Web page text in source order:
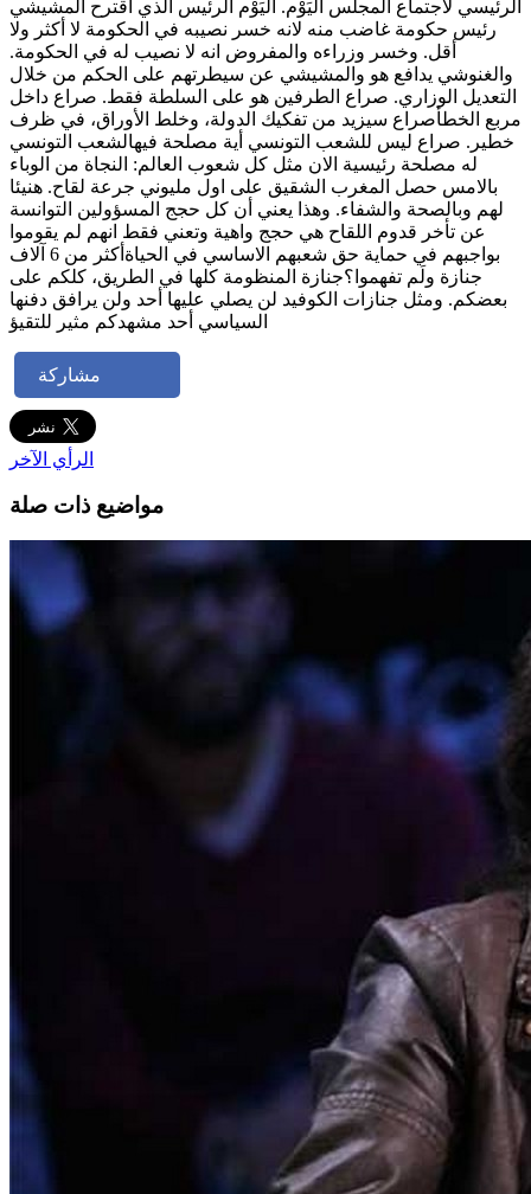
الرئيسي لاجتماع المجلس الْيَوْم. الْيَوْم الرئيس الذي اقترح المشيشي
رئيس حكومة غاضب منه لانه خسر نصيبه في الحكومة لا أكثر ولا
أقل. وخسر وزراءه والمفروض انه لا نصيب له في الحكومة.
والغنوشي يدافع هو والمشيشي عن سيطرتهم على الحكم من خلال
التعديل الوزاري. صراع الطرفين هو على السلطة فقط. صراع داخل
مربع الخطأصراع سيزيد من تفكيك الدولة، وخلط الأوراق، في ظرف
خطير. صراع ليس للشعب التونسي أية مصلحة فيهالشعب التونسي
له مصلحة رئيسية الان مثل كل شعوب العالم: النجاة من الوباء
بالامس حصل المغرب الشقيق على اول مليوني جرعة لقاح. هنيئا
لهم وبالصحة والشفاء. وهذا يعني أن كل حجج المسؤولين التوانسة
عن تأخر قدوم اللقاح هي حجج واهية وتعني فقط انهم لم يقوموا
بواجبهم في حماية حق شعبهم الاساسي في الحياةأكثر من 6 آلاف
جنازة ولَم تفهموا؟جنازة المنظومة كلها في الطريق، كلكم على
بعضكم. ومثل جنازات الكوفيد لن يصلي عليها أحد ولن يرافق دفنها
السياسي أحد مشهدكم مثير للتقيؤ
مشاركة
الرأي الآخر
مواضيع ذات صلة